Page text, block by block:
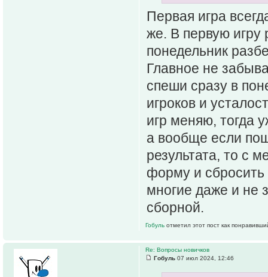
Первая игра
же. В первую игру
понедельник
Главное не
спеши сразу в
игроков и
игр меняю, тогда
а вообще если
результата, то с
форму и сбросить
многие даже и не
сборной.
Гобуль отметил этот пост как
Re: Вопросы новичков
Гобуль 07 июл 2024, 12:46